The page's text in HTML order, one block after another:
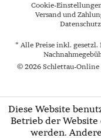
Cookie-
Versand und
Datenschutz
* Alle Preise inkl. gesetzl.
© 2026 Schlettau-Online
Diese Website
Betrieb der
werden.